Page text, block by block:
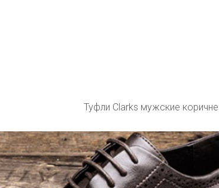
Туфли Clarks мужские